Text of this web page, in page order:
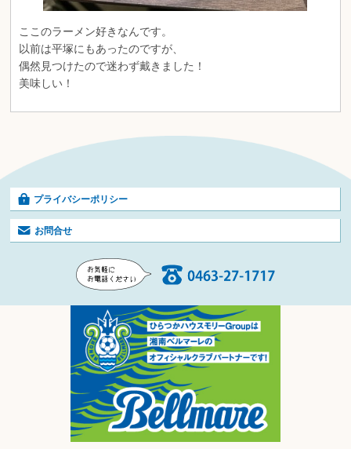
ここのラーメン好きなんです。
以前は平塚にもあったのですが、
偶然見つけたので迷わず戴きました！
美味しい！
プライバシーポリシー
お問合せ